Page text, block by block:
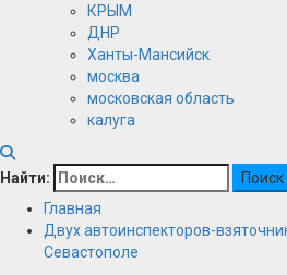
КРЫМ
ДНР
Ханты-Мансийск
москва
московская область
калуга
Найти:
Главная
Двух автоинспекторов-
Севастополе